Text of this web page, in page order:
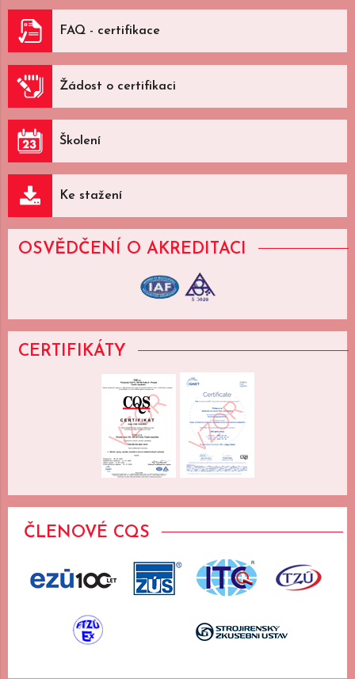
FAQ - certifikace
Žádost o certifikaci
Školení
Ke stažení
OSVĚDČENÍ O AKREDITACI
CERTIFIKÁTY
ČLENOVÉ CQS